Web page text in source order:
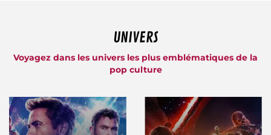
UNIVERS
Voyagez dans les univers les plus emblématiques de la
pop culture